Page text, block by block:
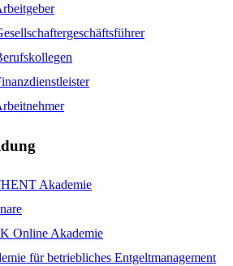
Akademie
Online Akademie
für betriebliches Entgeltmanagement